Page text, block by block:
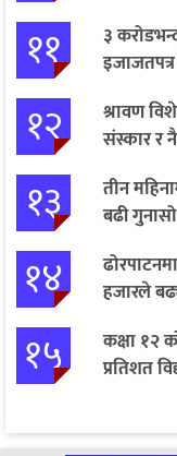
११
३
इजाजतपत्र
१२
श्रावण
संस्कार र
१३
तीन
बढी
१४
हजारले
१५
कक्षा १२
प्रतिशत